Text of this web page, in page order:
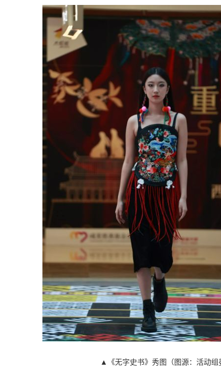
▲《无字史书》秀图（图源：活动组